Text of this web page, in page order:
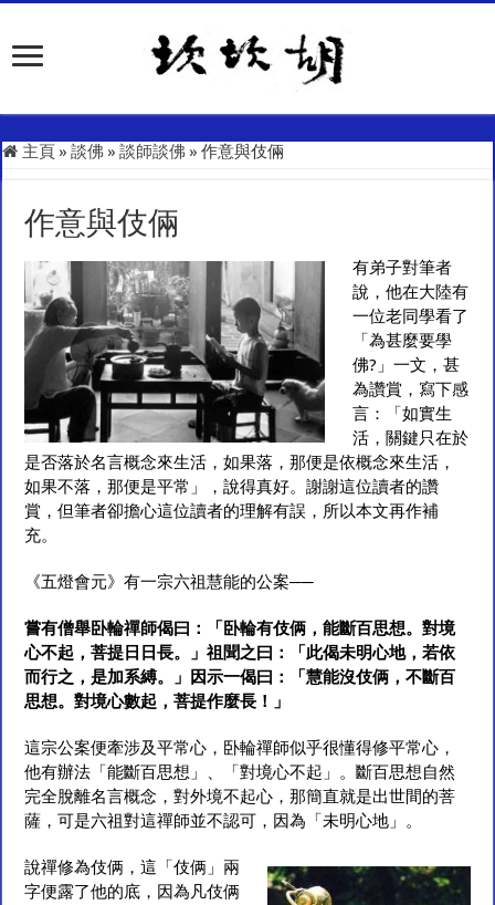
主頁 » 談佛 » 談師談佛 » 作意與伎倆
作意與伎倆
有弟子對筆者
說，他在大陸有
一位老同學看了
「為甚麼要學
佛?」一文，甚
為讚賞，寫下感
言：「如實生
活，關鍵只在於
是否落於名言概念來生活，如果落，那便是依概念來生活，
如果不落，那便是平常」，說得真好。謝謝這位讀者的讚
賞，但筆者卻擔心這位讀者的理解有誤，所以本文再作補
充。
《五燈會元》有一宗六祖慧能的公案──
嘗有僧舉卧輪禪師偈曰：「卧輪有伎俩，能斷百思想。對境
心不起，菩提日日長。」祖聞之曰：「此偈未明心地，若依
而行之，是加系縛。」因示一偈曰：「慧能沒伎俩，不斷百
思想。對境心數起，菩提作麼長！」
這宗公案便牽涉及平常心，卧輪禪師似乎很懂得修平常心，
他有辦法「能斷百思想」、「對境心不起」。斷百思想自然
完全脫離名言概念，對外境不起心，那簡直就是出世間的菩
薩，可是六祖對這禪師並不認可，因為「未明心地」。
說禪修為伎俩 ，這「伎俩」兩
字便露了他的底，因為凡伎俩